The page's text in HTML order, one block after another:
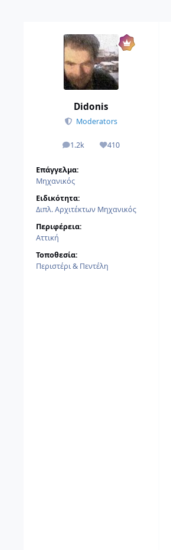
Didonis
Moderators
1.2k
αναρτήσεις410
Reputation
Επάγγελμα:
Μηχανικός
Ειδικότητα:
Διπλ. Αρχιτέκτων Μηχανικός
Περιφέρεια:
Αττική
Τοποθεσία:
Περιστέρι & Πεντέλη